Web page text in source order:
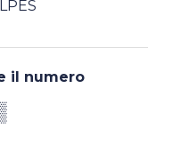
il numero